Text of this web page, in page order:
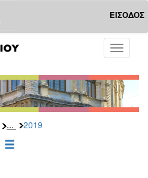
ΕΙΣΟΔΟΣ
Toggle
... 2019